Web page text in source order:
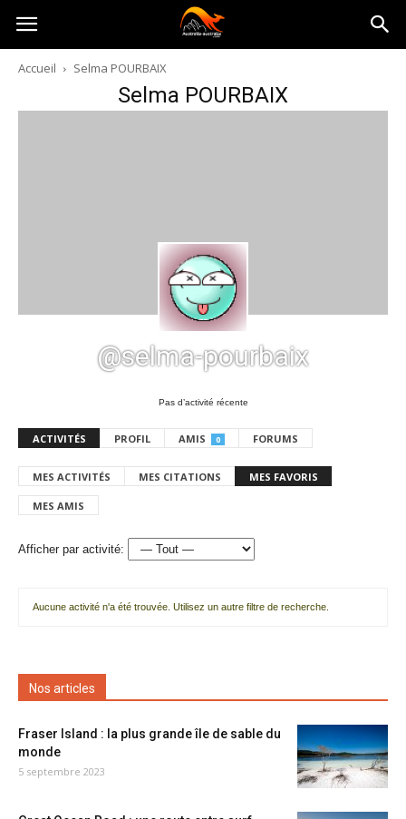
Australia-
australie.com
Accueil Selma POURBAIX
Selma POURBAIX
@selma-pourbaix
Pas d’activité récente
ACTIVITÉS PROFIL AMIS 0 FORUMS
MES ACTIVITÉS MES CITATIONS MES FAVORIS
MES AMIS
Afficher par activité:
Aucune activité n'a été trouvée. Utilisez un autre filtre de recherche.
Nos articles
Fraser Island : la plus grande île de sable du
monde
5 septembre 2023